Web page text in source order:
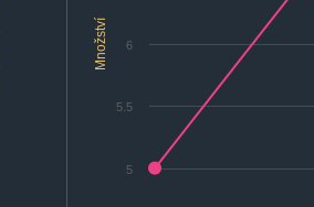
Množství
5
5.5
6